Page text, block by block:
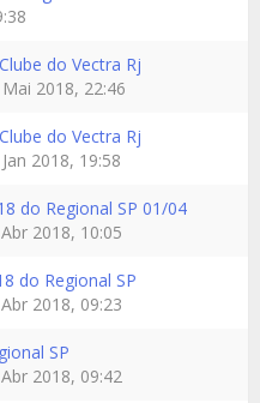
do Vectra Rj
2018, 22:46
do Vectra Rj
2018, 19:58
do Regional SP 01/04
2018, 10:05
do Regional SP
2018, 09:23
SP
2018, 09:42